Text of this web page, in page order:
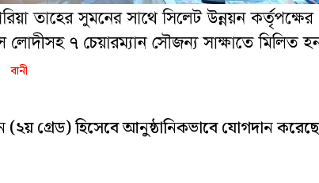
বানী
গ্রেড) হিসেবে আনুষ্ঠানিকভাবে যোগদান